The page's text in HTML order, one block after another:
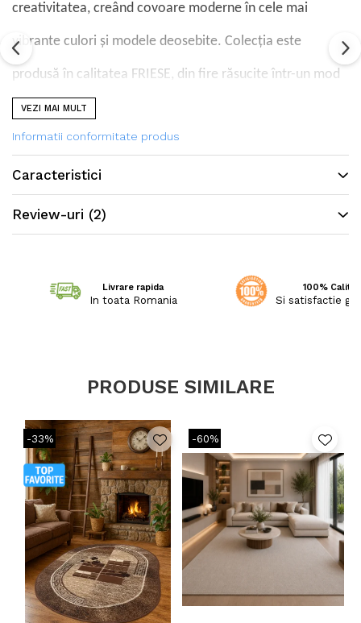
creativitatea, creând covoare moderne în cele mai
vibrante culori și modele deosebite. Colecția este
produsă în calitatea FRIESE, din fire răsucite într-un mod
special, ceea ce permite să confere covoarelor o textură
și strălucire deosebită.
VEZI MAI MULT
Informatii conformitate produs
Caracteristici
Review-uri (2)
Livrare rapida
In toata Romania
100%
Si satisfactie
PRODUSE SIMILARE
-33% -60%